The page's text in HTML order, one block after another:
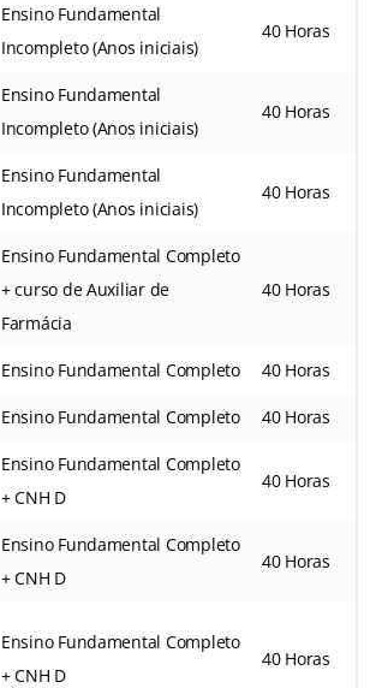
Ensino Fundamental
Incompleto (Anos iniciais)
40 Horas
Ensino Fundamental
Incompleto (Anos iniciais)
40 Horas
Ensino Fundamental
Incompleto (Anos iniciais)
40 Horas
Ensino Fundamental Completo
+ curso de Auxiliar de
Farmácia
40 Horas
Ensino Fundamental Completo 40 Horas
Ensino Fundamental Completo 40 Horas
Ensino Fundamental Completo
+ CNH D
40 Horas
Ensino Fundamental Completo
+ CNH D
40 Horas
Ensino Fundamental Completo
+ CNH D
40 Horas